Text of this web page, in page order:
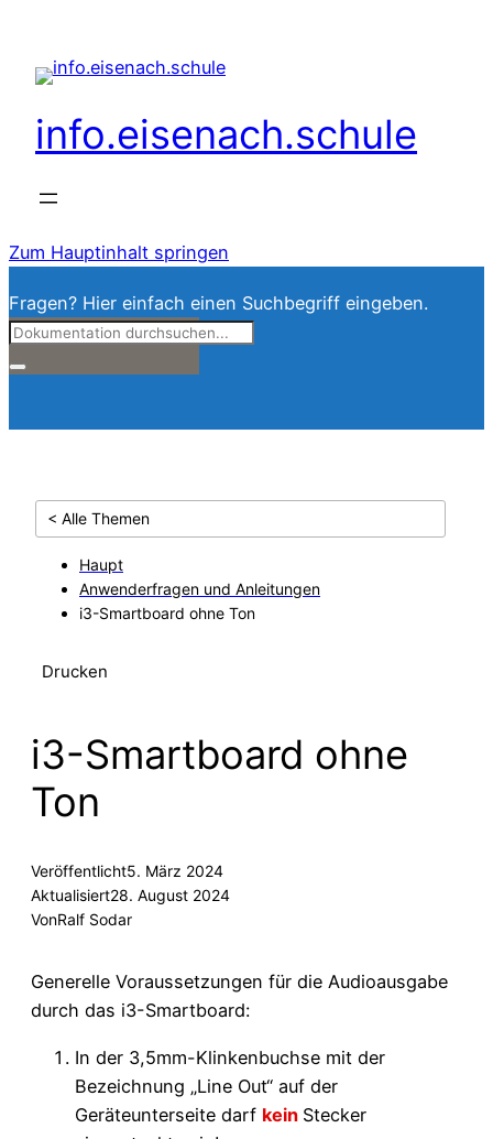
info.eisenach.schule
Zum Hauptinhalt springen
Fragen? Hier einfach einen Suchbegriff eingeben.
< Alle Themen
Haupt
Anwenderfragen und Anleitungen
i3-Smartboard ohne Ton
Drucken
i3-Smartboard ohne
Ton
Veröffentlicht5. März 2024
Aktualisiert28. August 2024
VonRalf Sodar
Generelle Voraussetzungen für die Audioausgabe
durch das i3-Smartboard:
In der 3,5mm-Klinkenbuchse mit der
Bezeichnung „Line Out“ auf der
Geräteunterseite darf kein Stecker